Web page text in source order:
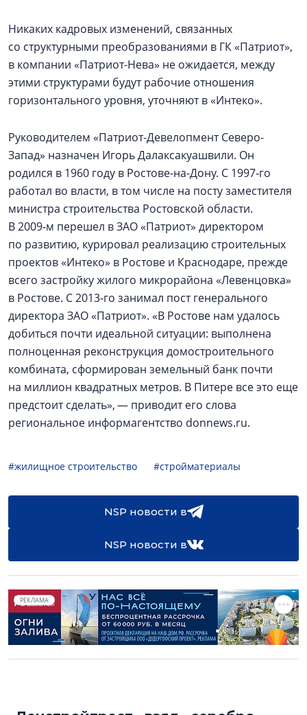
Никаких кадровых изменений, связанных
со структурными преобразованиями в ГК «Патриот»,
в компании «Патриот-Нева» не ожидается, между
этими структурами будут рабочие отношения
горизонтального уровня, уточняют в «Интеко».
Руководителем «Патриот-Девелопмент Северо-
Запад» назначен Игорь Далаксакуашвили. Он
родился в 1960 году в Ростове-на-Дону. С 1997‑го
работал во власти, в том числе на посту заместителя
министра строительства Ростовской области.
В 2009‑м перешел в ЗАО «Патриот» директором
по развитию, курировал реализацию строительных
проектов «Интеко» в Ростове и Краснодаре, прежде
всего застройку жилого микрорайона «Левенцовка»
в Ростове. С 2013‑го занимал пост генерального
директора ЗАО «Патриот». «В Ростове нам удалось
добиться почти идеальной ситуации: выполнена
полноценная реконструкция домостроительного
комбината, сформирован земельный банк почти
на миллион квадратных метров. В Питере все это еще
предстоит сделать», — приводит его слова
региональное информагентство donnews.ru.
#жилищное строительство #стройматериалы
NSP новости в
NSP новости в
РЕКЛАМА